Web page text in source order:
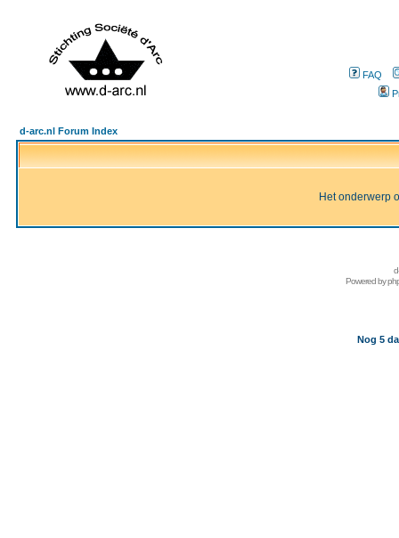
FAQ
d-arc.nl Forum Index
Het onderwerp
Powered by
Nog 5